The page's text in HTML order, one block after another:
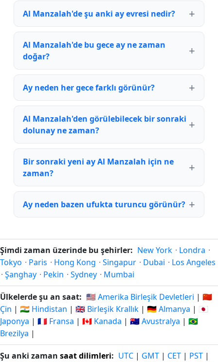
Al Manzalah'de şu anki ay evresi nedir?
Al Manzalah'de bu gece ay ne zaman
doğar?
Ay neden her gece farklı görünür?
Al Manzalah'den görülebilecek bir sonraki
dolunay ne zaman?
Bir sonraki yeni ay Al Manzalah için ne
zaman?
Ay neden bazen ufukta turuncu görünür?
Şimdi zaman üzerinde bu şehirler: New York · Londra ·
Tokyo · Paris · Hong Kong · Singapur · Dubai · Los Angeles
· Şanghay · Pekin · Sydney · Mumbai
Ülkelerde şu an saat: 🇺🇸 Amerika Birleşik Devletleri | 🇨🇳
Çin | 🇮🇳 Hindistan | 🇬🇧 Birleşik Krallık | 🇩🇪 Almanya | 🇯🇵
Japonya | 🇫🇷 Fransa | 🇨🇦 Kanada | 🇦🇺 Avustralya | 🇧🇷
Brezilya |
Şu anki zaman saat dilimleri: UTC | GMT | CET | PST |